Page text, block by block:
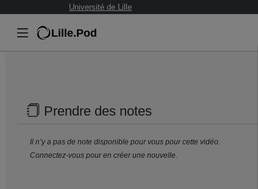
Université de Lille
Lille.Pod
Prendre des notes
Il n’y a pas de note disponible pour vous pour cette vidéo.
Connectez-vous pour en créer une nouvelle.